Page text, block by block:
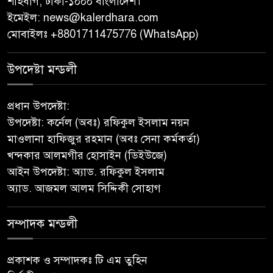
বাবুগঞ্জে পরিস্কার পরিচ্ছন্নতা ও
রক্ষণাবেক্ষণে গুরুত্ব দিচ্ছে উপজেলা
প্রশাসন
মীরগঞ্জে জিওব্যাগ ফেলে বাজার ও
ঘাট রক্ষা প্রকল্পের উদ্বোধন করলেন
ইউএনও
পুনরায় সহকারী অ্যাটর্নি জেনারেল
হিসেবে নিয়োগ পেলেন
ইমেইল: news@kalerdhara.com
মোবাইলঃ +8801711475776 (WhatsApp)
উপদেষ্টা মন্ডলী
প্রধান উপদেষ্টা:
উপদেষ্টা: কর্নেল (অবঃ) রফিকুল ইসলাম নয়ন
মাওলানা হাফিজুর রহমান (অবঃ সেনা কর্মকর্তা)
খন্দকার আলমগীর হোসাইন (ডিইউজে)
আইন উপদেষ্টা: অ্যাড. রফিকুল ইসলাম
অ্যাড. আজমল আলম সিদ্দিকী সোহাগ
সম্পাদক মন্ডলী
প্রকাশক ও সম্পাদকঃ টি এম তুহিন